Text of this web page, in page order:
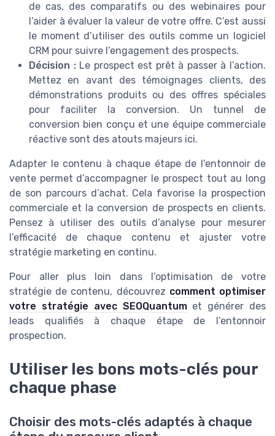
de cas, des comparatifs ou des webinaires pour
l’aider à évaluer la valeur de votre offre. C’est aussi
le moment d’utiliser des outils comme un logiciel
CRM pour suivre l’engagement des prospects.
Décision :Le prospect est prêt à passer à l’action.
Mettez en avant des témoignages clients, des
démonstrations produits ou des offres spéciales
pour faciliter la conversion. Un tunnel de
conversion bien conçu et une équipe commerciale
réactive sont des atouts majeurs ici.
Adapter le contenu à chaque étape de l’entonnoir de
vente permet d’accompagner le prospect tout au long
de son parcours d’achat. Cela favorise la prospection
commerciale et la conversion de prospects en clients.
Pensez à utiliser des outils d’analyse pour mesurer
l’efficacité de chaque contenu et ajuster votre
stratégie marketing en continu.
Pour aller plus loin dans l’optimisation de votre
stratégie de contenu, découvrez comment optimiser
votre stratégie avec SEOQuantumet générer des
leads qualifiés à chaque étape de l’entonnoir
prospection.
Utiliser les bons mots-clés pour
chaque phase
Choisir des mots-clés adaptés à chaque